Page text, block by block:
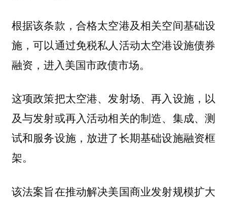
根据该条款，合格太空港及相关空间基础设
施，可以通过免税私人活动太空港设施债券
融资，进入美国市政债市场。
这项政策把太空港、发射场、再入设施，以
及与发射或再入活动相关的制造、集成、测
试和服务设施，放进了长期基础设施融资框
架。
该法案旨在推动解决美国商业发射规模扩大